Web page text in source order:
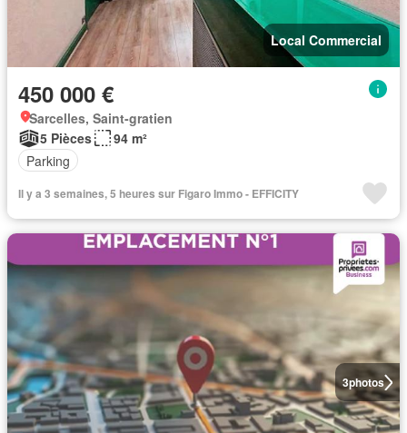
Local Commercial
450 000 €
Sarcelles, Saint-gratien
5 Pièces
94 m²
Parking
Il y a 3 semaines, 5 heures sur Figaro Immo - EFFICITY
3photos